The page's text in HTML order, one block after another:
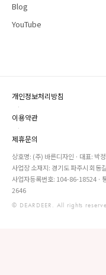
Blog
YouTube
개인정보처리방침
·
이용약관
·
제휴문의
상호명: (주) 바른디자인 · 대표: 박
사업장 소재지: 경기도 파주시 회동
사업자등록번호: 104-86-18524 ·
2646
© DEARDEER. All rights